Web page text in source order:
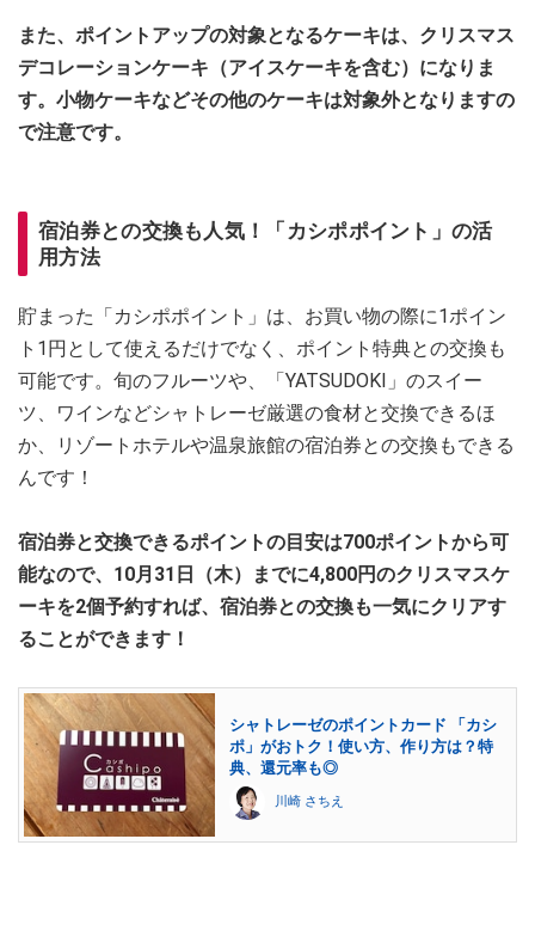
また、ポイントアップの対象となるケーキは、クリスマス
デコレーションケーキ（アイスケーキを含む）になりま
す。小物ケーキなどその他のケーキは対象外となりますの
で注意です。
宿泊券との交換も人気！「カシポポイント」の活
用方法
貯まった「カシポポイント」は、お買い物の際に1ポイン
ト1円として使えるだけでなく、ポイント特典との交換も
可能です。旬のフルーツや、「YATSUDOKI」のスイー
ツ、ワインなどシャトレーゼ厳選の食材と交換できるほ
か、リゾートホテルや温泉旅館の宿泊券との交換もできる
んです！
宿泊券と交換できるポイントの目安は700ポイントから可
能なので、10月31日（木）までに4,800円のクリスマスケ
ーキを2個予約すれば、宿泊券との交換も一気にクリアす
ることができます！
シャトレーゼのポイントカード 「カシ
ポ」がおトク！使い方、作り方は？特
典、還元率も◎
川崎 さちえ